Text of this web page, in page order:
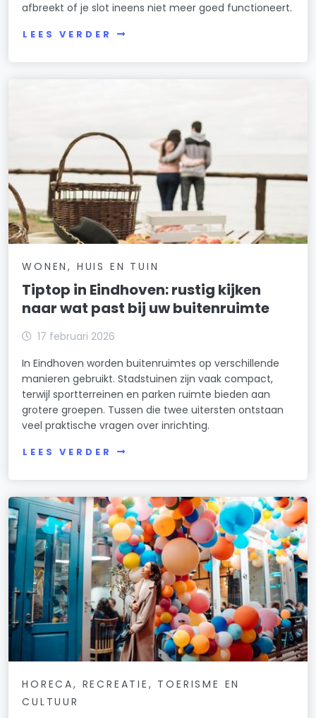
afbreekt of je slot ineens niet meer goed functioneert.
LEES VERDER
WONEN, HUIS EN TUIN
Tiptop in Eindhoven: rustig kijken
naar wat past bij uw buitenruimte
17 februari 2026
In Eindhoven worden buitenruimtes op verschillende
manieren gebruikt. Stadstuinen zijn vaak compact,
terwijl sportterreinen en parken ruimte bieden aan
grotere groepen. Tussen die twee uitersten ontstaan
veel praktische vragen over inrichting.
LEES VERDER
HORECA, RECREATIE, TOERISME EN
CULTUUR